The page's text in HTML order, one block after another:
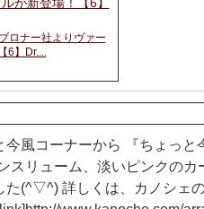
ロナー社よりヴァー
6】Dr....
今風コーナーから 『ちょっ
スリューム、淡いピンクのカ
た(^▽^) 詳しくは、カノシェ